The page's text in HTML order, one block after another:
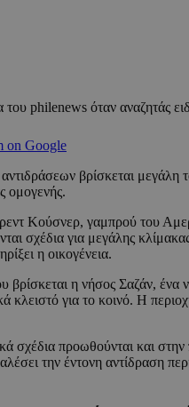
philenews όταν αναζητάς
on Google
βρίσκεται
ομογενής.
Κούσνερ, γαμπρού του
σχέδια για μεγάλης
η οικογένεια.
βρίσκεται η νήσος Σαζάν,
κλειστό για το κοινό. Η
σχέδια προωθούνται και στην
την έντονη αντίδραση